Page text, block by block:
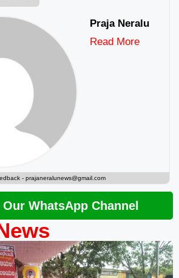
Praja Neralu
Read More
- prajaneralunews@gmail.com
WhatsApp Channel